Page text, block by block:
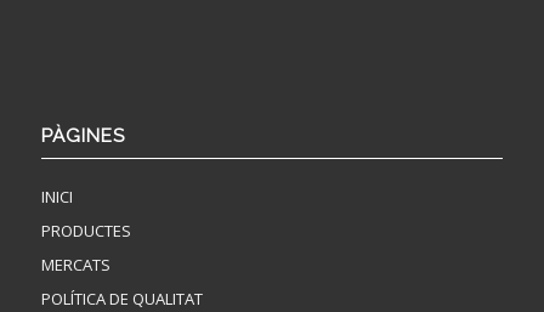
PÀGINES
INICI
PRODUCTES
MERCATS
POLÍTICA DE QUALITAT